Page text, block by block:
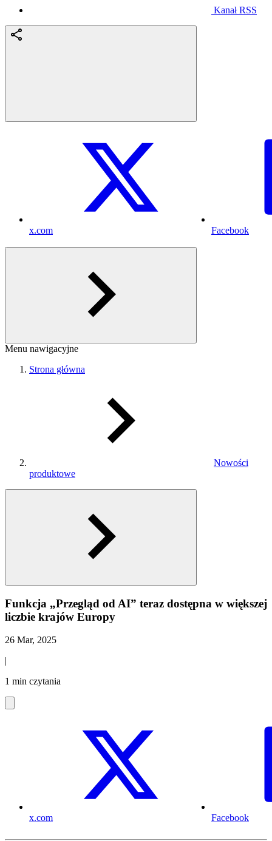
Kanał RSS
x.com Facebook
Menu nawigacyjne
Strona główna
Nowości
produktowe
Funkcja „Przegląd od AI” teraz dostępna w większej
liczbie krajów Europy
26 Mar, 2025
|
1 min czytania
x.com Facebook